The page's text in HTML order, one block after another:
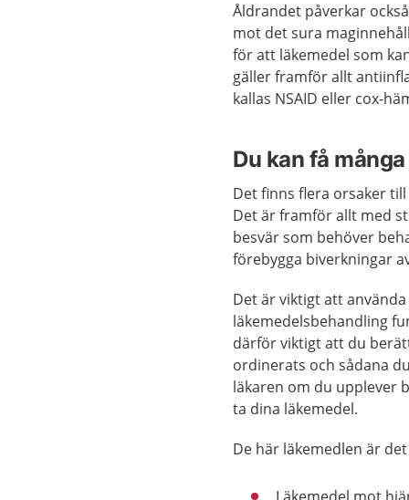
Åldrandet påverkar
mot det sura
för att läkemedel som
gäller framför allt
kallas NSAID eller cox-
Du kan få
Det finns flera orsaker
Det är framför allt med
besvär som behöver
förebygga biverkningar
Det är viktigt att
läkemedelsbehandling
därför viktigt att du
ordinerats och sådana
läkaren om du upplever
ta dina läkemedel.
De här läkemedlen är